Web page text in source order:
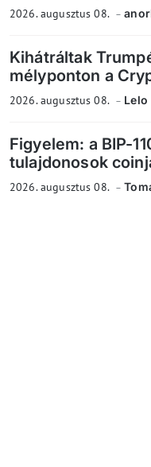
2026. augusztus 08.
Kihátráltak
mélyponton a
2026. augusztus 08. Lelo
Figyelem: a BIP-
tulajdonosok
2026. augusztus 08.